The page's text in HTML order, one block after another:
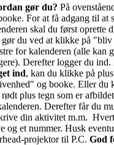
gør du? På
For at få adgang til at
skal du først oprette
gør du ved at klikke på
for kalenderen (alle kan
Derefter logger du ind.
ind, kan du klikke på
og booke. Eller du
plus tegn som er
Derefter får du
din aktivitet m.m.
og et nummer. Husk
projektor til P.C. God